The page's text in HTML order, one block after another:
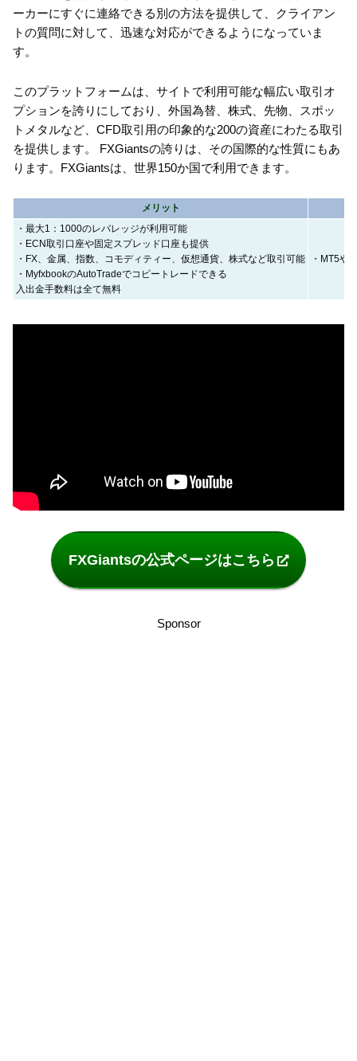
ーカーにすぐに連絡できる別の方法を提供して、クライアン
トの質問に対して、迅速な対応ができるようになっていま
す。
このプラットフォームは、サイトで利用可能な幅広い取引オ
プションを誇りにしており、外国為替、株式、先物、スポッ
トメタルなど、CFD取引用の印象的な200の資産にわたる取引
を提供します。 FXGiantsの誇りは、その国際的な性質にもあ
ります。FXGiantsは、世界150か国で利用できます。
メリット
・最大1：1000のレバレッジが利用可能
・ECN取引口座や固定スプレッド口座も提供
・FX、金属、指数、コモディティー、仮想通貨、株式など取引可能
・MyfxbookのAutoTradeでコピートレードできる
入出金手数料は全て無料
・MT5や
FXGiantsの公式ページはこちら
Sponsor